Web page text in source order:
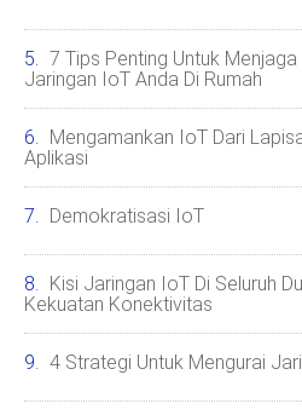
7 Tips Penting Untuk
Jaringan IoT Anda Di Rumah
Mengamankan IoT Dari
Aplikasi
Demokratisasi IoT
Kisi Jaringan IoT Di Seluruh
Kekuatan Konektivitas
4 Strategi Untuk Mengurai